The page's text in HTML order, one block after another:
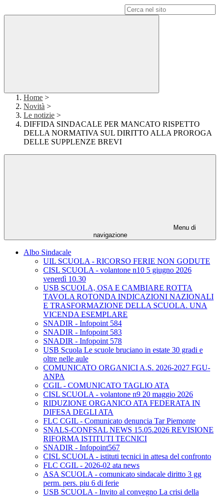
Home >
Novità >
Le notizie >
DIFFIDA SINDACALE PER MANCATO RISPETTO
DELLA NORMATIVA SUL DIRITTO ALLA PROROGA
DELLE SUPPLENZE BREVI
Menu di
navigazione
Albo Sindacale
UIL SCUOLA - RICORSO FERIE NON GODUTE
CISL SCUOLA - volantone n10 5 giugno 2026
venerdì 10.30
USB SCUOLA, OSA E CAMBIARE ROTTA
TAVOLA ROTONDA INDICAZIONI NAZIONALI
E TRASFORMAZIONE DELLA SCUOLA. UNA
VICENDA ESEMPLARE
SNADIR - Infopoint 584
SNADIR - Infopoint 583
SNADIR - Infopoint 578
USB Scuola Le scuole bruciano in estate 30 gradi e
oltre nelle aule
COMUNICATO ORGANICI A.S. 2026-2027 FGU-
ANPA
CGIL - COMUNICATO TAGLIO ATA
CISL SCUOLA - volantone n9 20 maggio 2026
RIDUZIONE ORGANICO ATA FEDERATA IN
DIFESA DEGLI ATA
FLC CGIL - Comunicato denuncia Tar Piemonte
SNALS-CONFSAL NEWS 15.05.2026 REVISIONE
RIFORMA ISTITUTI TECNICI
SNADIR - Infopoint567
CISL SCUOLA - istituti tecnici in attesa del confronto
FLC CGIL - 2026-02 ata news
ASA SCUOLA - comunicato sindacale diritto 3 gg
perm. pers. piu 6 di ferie
USB SCUOLA - Invito al convegno La crisi della